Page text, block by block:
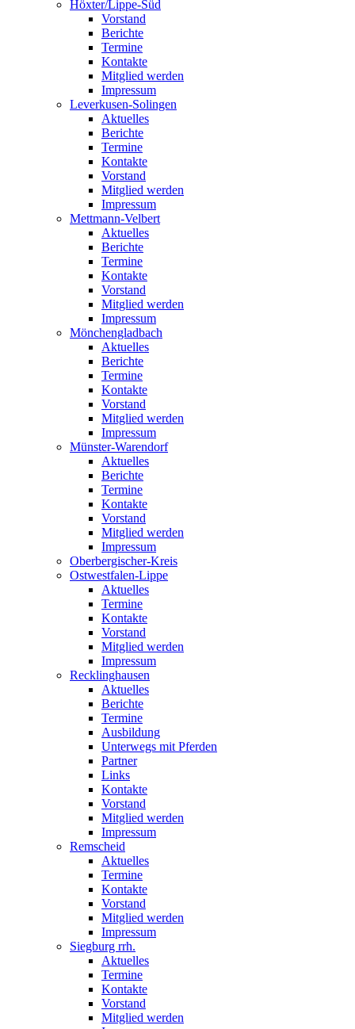
Höxter/Lippe-Süd
Vorstand
Berichte
Termine
Kontakte
Mitglied werden
Impressum
Leverkusen-Solingen
Aktuelles
Berichte
Termine
Kontakte
Vorstand
Mitglied werden
Impressum
Mettmann-Velbert
Aktuelles
Berichte
Termine
Kontakte
Vorstand
Mitglied werden
Impressum
Mönchengladbach
Aktuelles
Berichte
Termine
Kontakte
Vorstand
Mitglied werden
Impressum
Münster-Warendorf
Aktuelles
Berichte
Termine
Kontakte
Vorstand
Mitglied werden
Impressum
Oberbergischer-Kreis
Ostwestfalen-Lippe
Aktuelles
Termine
Kontakte
Vorstand
Mitglied werden
Impressum
Recklinghausen
Aktuelles
Berichte
Termine
Ausbildung
Unterwegs mit Pferden
Partner
Links
Kontakte
Vorstand
Mitglied werden
Impressum
Remscheid
Aktuelles
Termine
Kontakte
Vorstand
Mitglied werden
Impressum
Siegburg rrh.
Aktuelles
Termine
Kontakte
Vorstand
Mitglied werden